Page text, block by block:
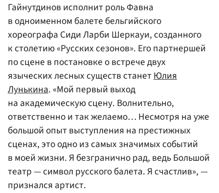
Гайнутдинов исполнит роль Фавна
в одноименном балете бельгийского
хореографа Сиди Ларби Шеркауи, созданного
к столетию «Русских сезонов». Его партнершей
по сцене в постановке о встрече двух
языческих лесных существ станетЮлия
Лунькина. «Мой первый выход
на академическую сцену. Волнительно,
ответственно и так желаемо… Несмотря на уже
большой опыт выступления на престижных
сценах, это одно из самых значимых событий
в моей жизни. Я безгранично рад, ведь Большой
театр — символ русского балета. Я счастлив», —
признался артист.